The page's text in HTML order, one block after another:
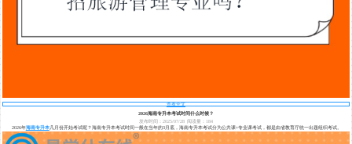
查看全文
2026海南专升本考试时间什么时候？
发布时间：2025/07/28
阅读量：184
2026年海南专升本几月份开始考试呢？海南专升本考试时间一般在当年的3月底，海南专升本考试分为公共课+专业课考试，都是由省教育厅统一出题组织考试。